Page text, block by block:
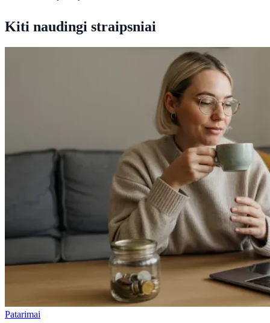
Kiti naudingi straipsniai
Patarimai